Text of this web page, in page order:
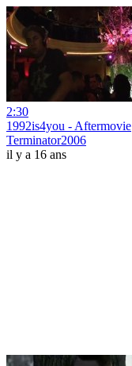
2:30
1992is4you - Aftermovie
Terminator2006
il y a 16 ans